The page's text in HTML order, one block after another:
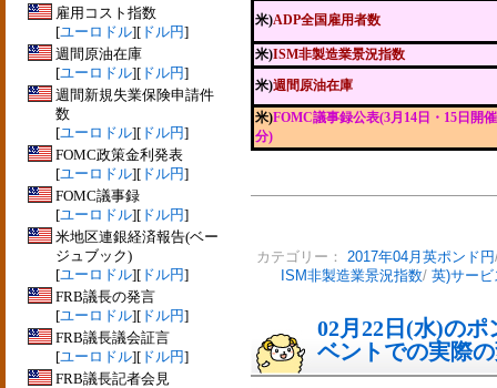
雇用コスト指数
[ユーロドル][ ドル円]
週間原油在庫
[ユーロドル][ ドル円]
週間新規失業保険申請件
数
[ユーロドル][ ドル円]
FOMC政策金利発表
[ユーロドル][ ドル円]
FOMC議事録
[ユーロドル][ ドル円]
米地区連銀経済報告(ベー
ジュブック)
[ユーロドル][ ドル円]
FRB議長の発言
[ユーロドル][ ドル円]
FRB議長議会証言
[ユーロドル][ ドル円]
FRB議長記者会見
米)ADP全国雇用者数
米)ISM非製造業景況指数
米)週間原油在庫
米)FOMC議事録公表(3月14日・15日開催
分)
カテゴリー： 2017年04月英ポンド円
ISM非製造業景況指数/ 英)サー
02月22日(水)の
ベントでの実際